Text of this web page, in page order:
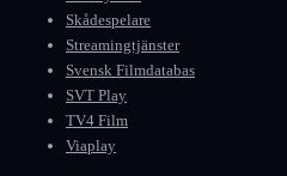
Skådespelare
Streamingtjänster
Svensk Filmdatabas
SVT Play
TV4 Film
Viaplay